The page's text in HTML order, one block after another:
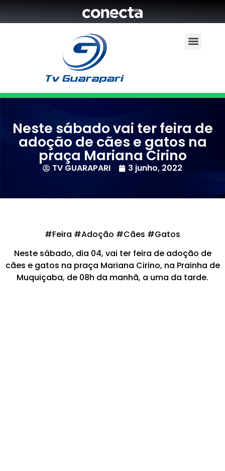
Neste sábado vai ter feira de
adoção de cães e gatos na
praça Mariana Cirino
TV GUARAPARI 3 junho, 2022
#Feira #Adoção #Cães #Gatos
Neste sábado, dia 04, vai ter feira de adoção de
cães e gatos na praça Mariana Cirino, na Prainha de
Muquiçaba, de 08h da manhã, a uma da tarde.